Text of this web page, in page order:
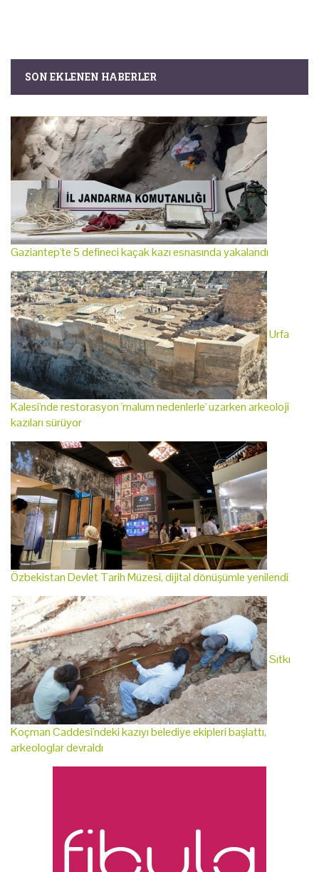
SON EKLENEN HABERLER
Gaziantep'te 5 defineci kaçak kazı esnasında yakalandı
Urfa
Kalesi'nde restorasyon 'malum nedenlerle' uzarken arkeoloji
kazıları sürüyor
Özbekistan Devlet Tarih Müzesi, dijital dönüşümle yenilendi
Sıtkı
Koçman Caddesi'ndeki kazıyı belediye ekipleri başlattı,
arkeologlar devraldı